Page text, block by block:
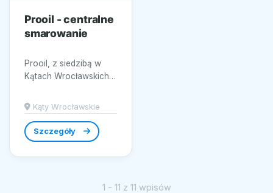
Prooil - centralne
smarowanie
Prooil, z siedzibą w
Kątach Wrocławskich,
wyróżnia się na rynku
dzięki
specjalistycznym...
Kąty Wrocławskie
Szczegóły
1 - 11 z 11 wpisów